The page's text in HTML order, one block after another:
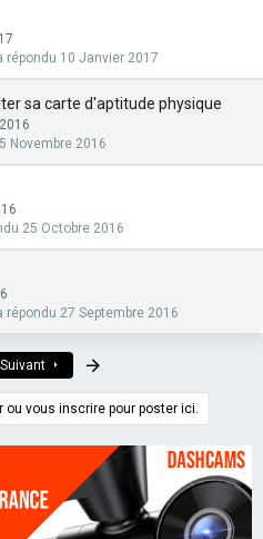
10 Janvier 2017
sa carte d'aptitude physique
Novembre 2016
25 Octobre 2016
27 Septembre 2016
Suivant
vous inscrire pour poster ici.